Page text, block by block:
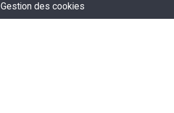
Gestion des cookies